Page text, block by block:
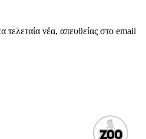
τελεταία νέα, απευθείας στο email